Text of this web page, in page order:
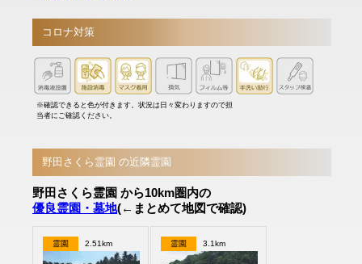
コロナ対策
※確認できると色が付きます。状況は日々変わりますので担
当者にご確認ください。
野田さくら霊園 の近隣霊園
野田さくら霊園 から10km圏内の
優良霊園・墓地(←まとめて地図で確認)
霊園 2.51km 霊園 3.1km